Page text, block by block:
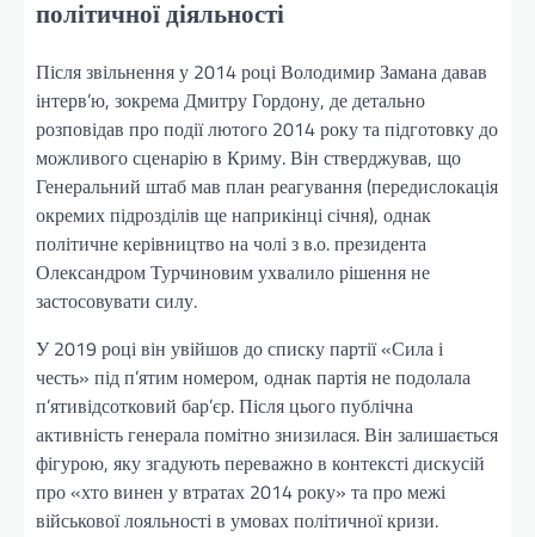
політичної діяльності
Після звільнення у 2014 році Володимир Замана давав
інтерв’ю, зокрема Дмитру Гордону, де детально
розповідав про події лютого 2014 року та підготовку до
можливого сценарію в Криму. Він стверджував, що
Генеральний штаб мав план реагування (передислокація
окремих підрозділів ще наприкінці січня), однак
політичне керівництво на чолі з в.о. президента
Олександром Турчиновим ухвалило рішення не
застосовувати силу.
У 2019 році він увійшов до списку партії «Сила і
честь» під п’ятим номером, однак партія не подолала
п’ятивідсотковий бар’єр. Після цього публічна
активність генерала помітно знизилася. Він залишається
фігурою, яку згадують переважно в контексті дискусій
про «хто винен у втратах 2014 року» та про межі
військової лояльності в умовах політичної кризи.